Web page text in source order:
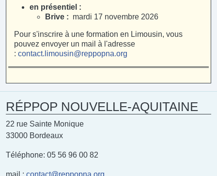
en présentiel :
Brive : mardi 17 novembre 2026
Pour s'inscrire à une formation en Limousin, vous
pouvez envoyer un mail à l'adresse
: contact.limousin@reppopna.org
RÉPPOP NOUVELLE-AQUITAINE
22 rue Sainte Monique
33000 Bordeaux
Téléphone: 05 56 96 00 82